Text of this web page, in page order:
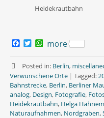
Heidekrautbahn
c
e
b
o
o
k
T
i
t
t
e
r
W
a
t
s
A
p
p
more
Posted in: Berlin,
Verwunschene Orte | Tagged:
Bahnstrecke, Berlin, Berliner
analog, Design, Fotografie,
Heidekrautbahn, Helga
Naturaufnahmen, Nordgraben,